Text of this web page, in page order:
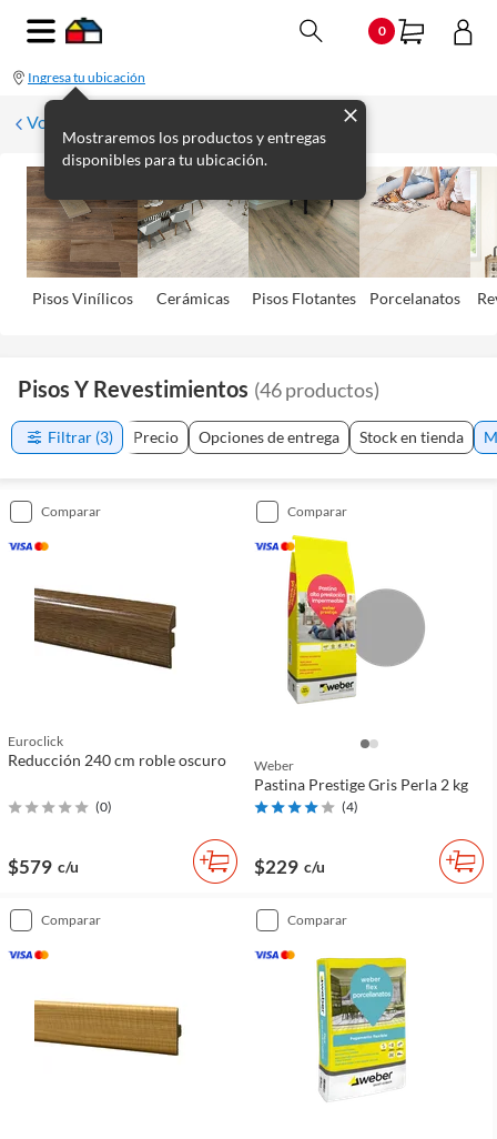
0
Ingresa tu ubicación
Mostraremos los productos y entregas
disponibles para tu ubicación.
Volver
Pisos Viní­licos Cerámicas Pisos Flotantes Porcelanatos
Pisos Y Revestimientos (46productos)
Filtrar (3) Precio Opciones de entrega Stock en tienda
comparar
Euroclick
Reducción 240 cm roble oscuro
(0)
$579 c/u
comparar
Weber
Pastina Prestige Gris Perla 2 kg
(4)
$229 c/u
comparar comparar